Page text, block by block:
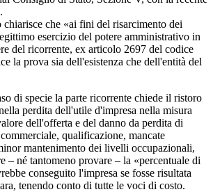
che «ai fini del risarcimento dei
esercizio del potere amministrativo in
del ricorrente, ex articolo 2697 del codice
la prova sia dell'esistenza che dell'entità del
di specie la parte ricorrente chiede il ristoro
perdita dell'utile d'impresa nella misura
dell'offerta e del danno da perdita di
qualificazione, mancate
mantenimento dei livelli occupazionali,
– né tantomeno provare – la «percentuale di
conseguito l'impresa se fosse risultata
tenendo conto di tutte le voci di costo.